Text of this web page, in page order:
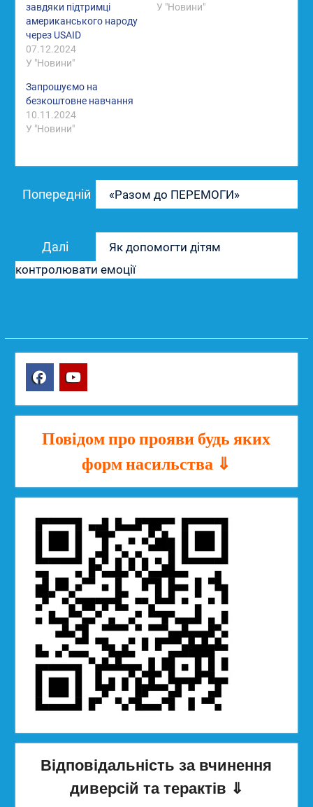
завдяки підтримці
американського народу
через USAID
07.12.2024
У "Новини"
У "Новини"
Запрошуємо на
безкоштовне навчання
10.11.2024
У "Новини"
записів
Попередній
запис:
«Разом до ПЕРЕМОГИ»
Далі
запис:
Як допомогти дітям
контролювати емоції
Повідом про прояви будь яких
форм насильства ⇓
Відповідальність за вчинення
диверсій та терактів ⇓